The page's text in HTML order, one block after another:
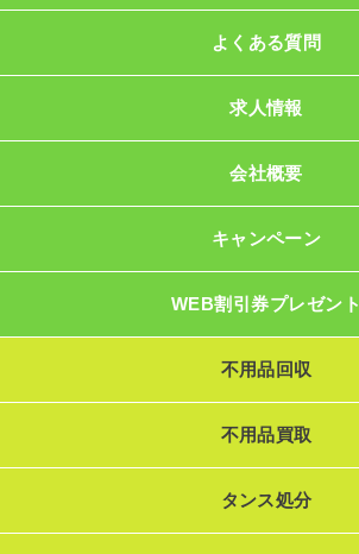
よくある質問
求人情報
会社概要
キャンペーン
WEB割引券プレゼント
不用品回収
不用品買取
タンス処分